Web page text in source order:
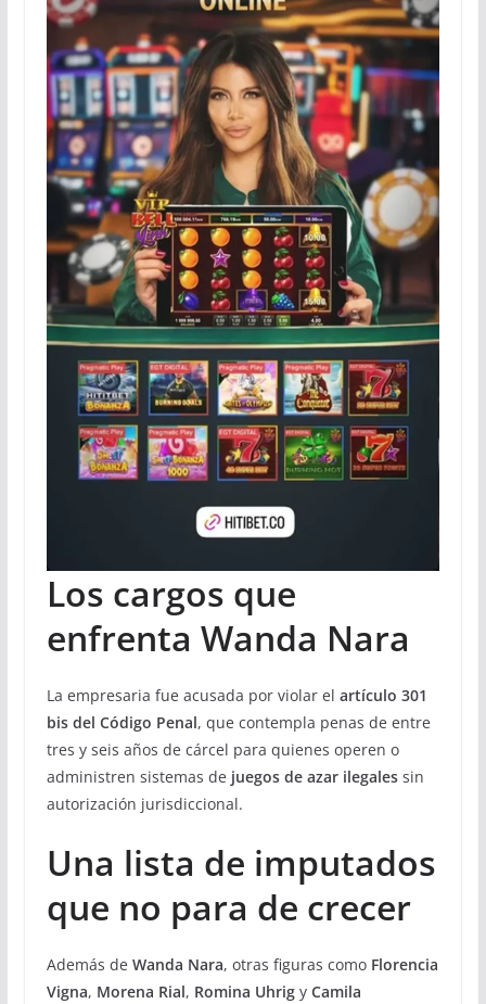
Los cargos que
enfrenta Wanda Nara
La empresaria fue acusada por violar el artículo 301
bis del Código Penal, que contempla penas de entre
tres y seis años de cárcel para quienes operen o
administren sistemas de juegos de azar ilegalessin
autorización jurisdiccional.
Una lista de imputados
que no para de crecer
Además de Wanda Nara, otras figuras como Florencia
Vigna, Morena Rial, Romina Uhrigy Camila